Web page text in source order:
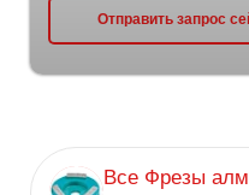
Отправить запрос
Все Фрезы